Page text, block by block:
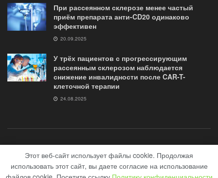
При рассеянном склерозе менее частый
приём препарата анти-CD20 одинаково
эффективен
20.09.2025
У трёх пациентов с прогрессирующим
рассеянным склерозом наблюдается
снижение инвалидности после CAR-T-
клеточной терапии
24.08.2025
Помощь «Журналу G35»
© 2018-2020 сайт журнал "G35.club" Медицинский сайт все о рассеяном
Этот веб-сайт использует файлы cookie. Продолжая
использовать этот сайт, вы даете согласие на использование